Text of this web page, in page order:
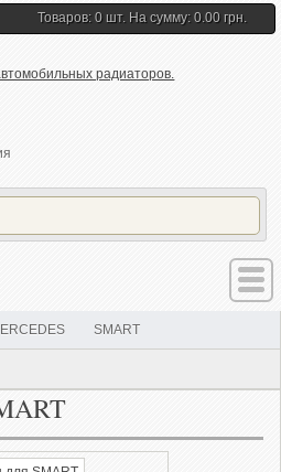
Товаров: 0 шт. На сумму: 0.00 грн.
SMART